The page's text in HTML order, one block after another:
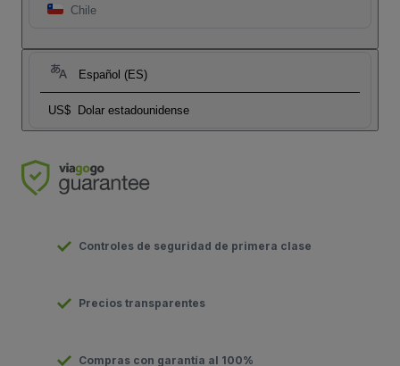
Chile
Español (ES)
US$ Dolar estadounidense
Controles de seguridad de primera clase
Precios transparentes
Compras con garantía al 100%